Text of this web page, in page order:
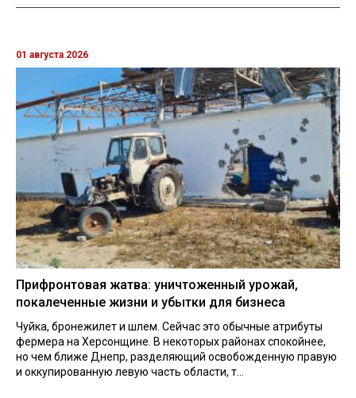
01 августа 2026
Прифронтовая жатва: уничтоженный урожай,
покалеченные жизни и убытки для бизнеса
Чуйка, бронежилет и шлем. Сейчас это обычные атрибуты
фермера на Херсонщине. В некоторых районах спокойнее,
но чем ближе Днепр, разделяющий освобожденную правую
и оккупированную левую часть области, т...